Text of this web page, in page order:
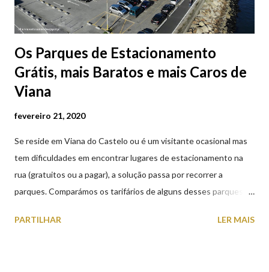
Os Parques de Estacionamento
Grátis, mais Baratos e mais Caros de
Viana
fevereiro 21, 2020
Se reside em Viana do Castelo ou é um visitante ocasional mas
tem dificuldades em encontrar lugares de estacionamento na
rua (gratuitos ou a pagar), a solução passa por recorrer a
parques. Comparámos os tarifários de alguns desses parques de
subterrâneos) perto do centro da cidade (entenda-se por
PARTILHAR LER MAIS